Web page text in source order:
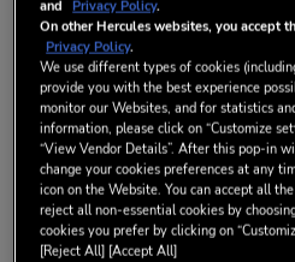
mm.
CONTEÚDO DA EMBALAGEM
- 1 x cabo divisor de áudio para jaque
- Informações da garantia
12,99 €
and Privacy Policy.
On other Hercules websites, you accept
Privacy Policy.
We use different types of cookies
provide you with the best experience
monitor our Websites, and for statistics
information, please click on “Customize
“View Vendor Details”. After this pop-in
change your cookies preferences at any
icon on the Website. You can accept all
reject all non-essential cookies by
cookies you prefer by clicking on
[Reject All] [Accept All]